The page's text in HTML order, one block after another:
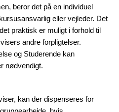
beror det på en individuel
eller vejleder. Det
praktisk er muligt i forhold til
andre forpligtelser.
og Studerende kan
nødvendigt.
kan der dispenseres for